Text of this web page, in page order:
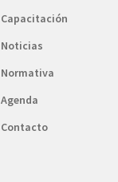
Capacitación
Noticias
Normativa
Agenda
Contacto